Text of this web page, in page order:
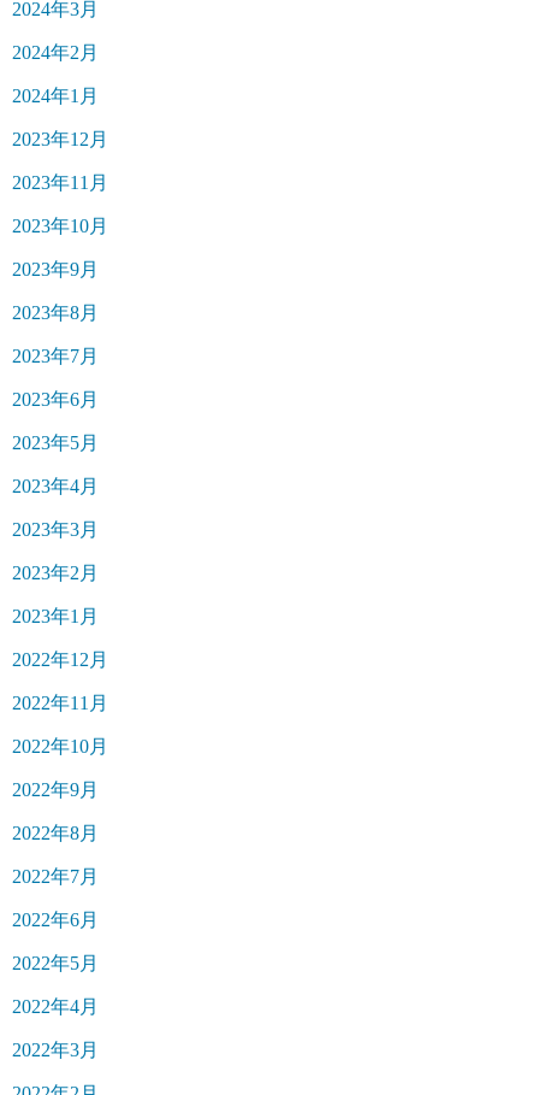
2024年3月
2024年2月
2024年1月
2023年12月
2023年11月
2023年10月
2023年9月
2023年8月
2023年7月
2023年6月
2023年5月
2023年4月
2023年3月
2023年2月
2023年1月
2022年12月
2022年11月
2022年10月
2022年9月
2022年8月
2022年7月
2022年6月
2022年5月
2022年4月
2022年3月